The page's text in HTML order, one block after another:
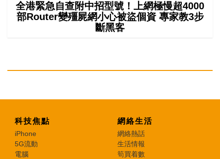
全港緊急自查附中招型號！上網極慢超4000
部Router變殭屍網小心被盜個資 專家教3步
斷黑客
科技焦點
iPhone
5G流動
電腦
網絡生活
網絡熱話
生活情報
筍買着數